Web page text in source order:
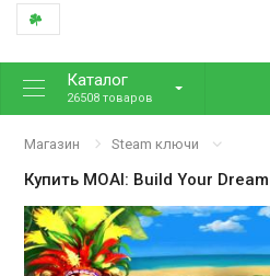
Каталог
26508 товаров
Магазин Steam ключи
Купить MOAI: Build Your Dream